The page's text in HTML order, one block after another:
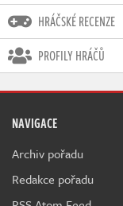
HRÁČSKÉ RECENZE
PROFILY HRÁČŮ
NAVIGACE
Archiv pořadu
Redakce pořadu